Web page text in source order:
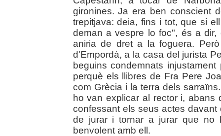
gironines. Ja era ben conscient
trepitjava: deia, fins i tot, que si
deman a vespre lo foc", és a
aniria de dret a la foguera.
d'Empordà, a la casa del jurista
beguins condemnats
perquè els llibres de Fra Pere
com Grècia i la terra dels
ho van explicar al rector i,
confessant els seus actes
de jurar i tornar a jurar que no
benvolent amb ell.